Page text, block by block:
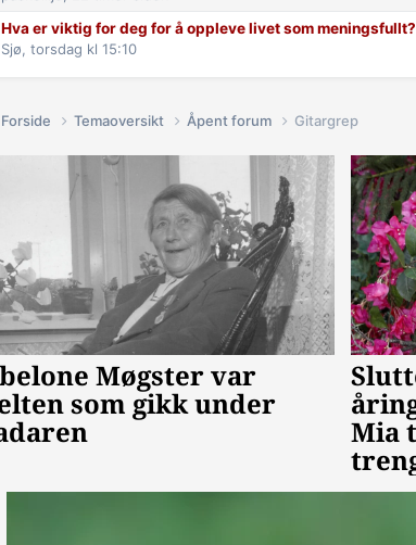
Hva er viktig for deg for å oppleve livet som meningsfullt?
Sjø, torsdag kl 15:10
Forside Temaoversikt Åpent forum Gitargrep